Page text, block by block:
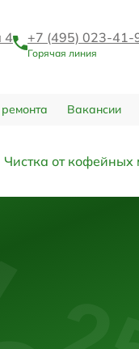
4 +7 (495) 023-41-
Горячая линия
Вакансии
Чистка от кофейных